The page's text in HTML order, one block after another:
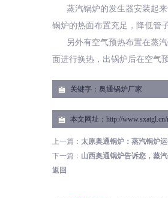
蒸汽锅炉的发生器安装起
锅炉的热面布置充足，降低管
另外有空气预热布置在蒸
面进行换热，出锅炉后在空气
关键字： 奥通锅炉厂家
本文网址： http://
上一篇： 太原奥通锅炉：蒸汽锅炉
下一篇： 山西奥通锅炉告诉您，蒸
返回